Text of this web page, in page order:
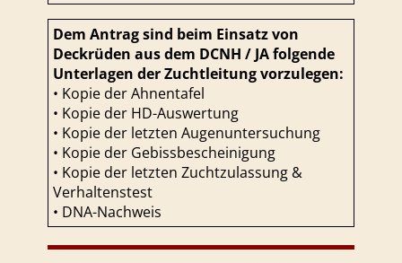
Dem Antrag sind beim Einsatz von
Deckrüden aus dem DCNH / JA folgende
Unterlagen der Zuchtleitung vorzulegen:
• Kopie der Ahnentafel
• Kopie der HD-Auswertung
• Kopie der letzten Augenuntersuchung
• Kopie der Gebissbescheinigung
• Kopie der letzten Zuchtzulassung &
Verhaltenstest
• DNA-Nachweis